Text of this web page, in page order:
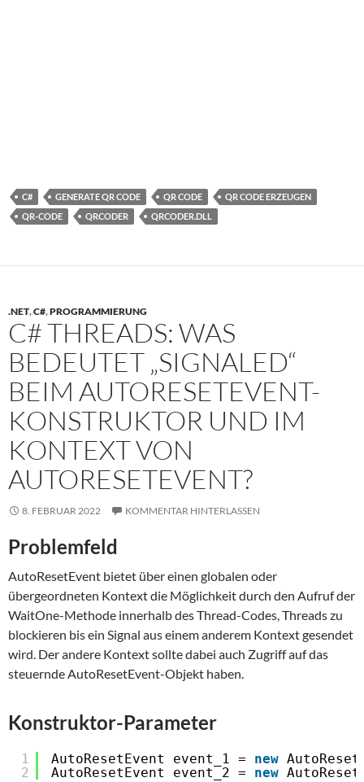
C# GENERATE QR CODE QR CODE
QR CODE ERZEUGEN
QR-CODE
QRCODER QRCODER.DLL
.NET,C#,PROGRAMMIERUNG
C# THREADS: WAS
BEDEUTET „SIGNALED“
BEIM AUTORESETEVENT-
KONSTRUKTOR UND IM
KONTEXT VON
AUTORESETEVENT?
8. FEBRUAR 2022 KOMMENTAR HINTERLASSEN
Problemfeld
AutoResetEvent bietet über einen globalen oder
übergeordneten Kontext die Möglichkeit durch den Aufruf der
WaitOne-Methode innerhalb des Thread-Codes, Threads zu
blockieren bis ein Signal aus einem anderem Kontext gesendet
wird. Der andere Kontext sollte dabei auch Zugriff auf das
steuernde AutoResetEvent-Objekt haben.
Konstruktor-Parameter
1
2
AutoResetEvent event_1 = new
AutoResetEvent event_2 = new